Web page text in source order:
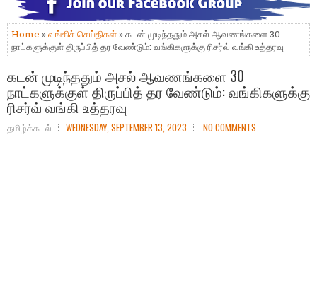
Home »வங்கிச் செய்திகள் » கடன் முடிந்ததும் அசல் ஆவணங்களை 30
நாட்களுக்குள் திருப்பித் தர வேண்டும்: வங்கிகளுக்கு ரிசர்வ் வங்கி உத்தரவு
கடன் முடிந்ததும் அசல் ஆவணங்களை 30
நாட்களுக்குள் திருப்பித் தர வேண்டும்: வங்கிகளுக்கு
ரிசர்வ் வங்கி உத்தரவு
தமிழ்க்கடல் WEDNESDAY, SEPTEMBER 13, 2023 NO COMMENTS